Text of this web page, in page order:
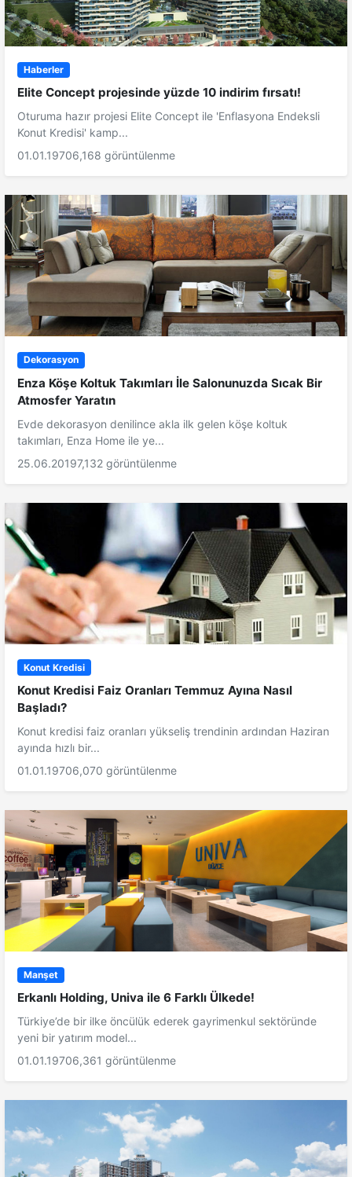
Haberler
Elite Concept projesinde yüzde 10 indirim fırsatı!
Oturuma hazır projesi Elite Concept ile 'Enflasyona Endeksli
Konut Kredisi' kamp...
01.01.19706,168 görüntülenme
Dekorasyon
Enza Köşe Koltuk Takımları İle Salonunuzda Sıcak Bir
Atmosfer Yaratın
Evde dekorasyon denilince akla ilk gelen köşe koltuk
takımları, Enza Home ile ye...
25.06.20197,132 görüntülenme
Konut Kredisi
Konut Kredisi Faiz Oranları Temmuz Ayına Nasıl
Başladı?
Konut kredisi faiz oranları yükseliş trendinin ardından Haziran
ayında hızlı bir...
01.01.19706,070 görüntülenme
Manşet
Erkanlı Holding, Univa ile 6 Farklı Ülkede!
Türkiye’de bir ilke öncülük ederek gayrimenkul sektöründe
yeni bir yatırım model...
01.01.19706,361 görüntülenme